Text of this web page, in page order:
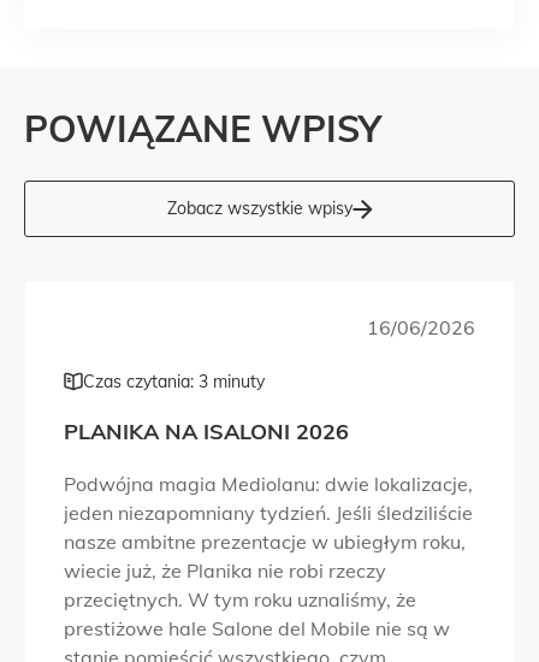
POWIĄZANE WPISY
Zobacz wszystkie wpisy
16/06/2026
Czas czytania: 3 minuty
PLANIKA NA ISALONI 2026
Podwójna magia Mediolanu: dwie lokalizacje,
jeden niezapomniany tydzień. Jeśli śledziliście
nasze ambitne prezentacje w ubiegłym roku,
wiecie już, że Planika nie robi rzeczy
przeciętnych. W tym roku uznaliśmy, że
prestiżowe hale Salone del Mobile nie są w